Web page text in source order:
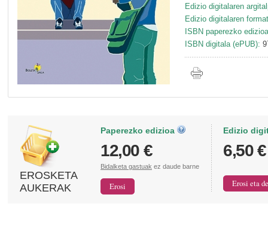
Edizio digitalaren
Edizio digitalaren
ISBN paperezko
ISBN digitala (ePUB):
EROSKETA
AUKERAK
Paperezko edizioa
12,00 €
Bidalketa gastuak ez daude barne
Edizio
6,50 €